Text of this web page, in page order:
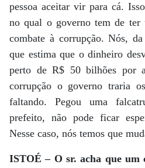
pessoa aceitar vir para cá.
no qual o governo tem de ter
combate à corrupção. Nós,
que estima que o dinheiro
perto de R$ 50 bilhões por
corrupção o governo traria
faltando. Pegou uma
prefeito, não pode ficar
Nesse caso, nós temos que
ISTOÉ – O sr. acha que um